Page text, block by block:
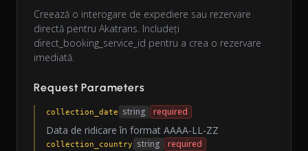
Creează o interogare de expediere sau rezervare
directă pentru Akatrans. Includeți
direct_booking_service_id pentru a crea o rezervare
imediată.
Request Parameters
collection_date string required
Data de ridicare în format AAAA-LL-ZZ
collection_country string required